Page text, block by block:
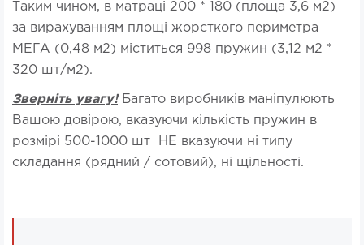
Таким чином, в матраці 200 * 180 (площа 3,6 м2)
за вирахуванням площі жорсткого периметра
МЕГА (0,48 м2) міститься 998 пружин (3,12 м2 *
320 шт/м2).
Зверніть увагу!Багато виробників маніпулюють
Вашою довірою, вказуючи кількість пружин в
розмірі 500-1000 шт НЕ вказуючи ні типу
складання (рядний / сотовий), ні щільності.